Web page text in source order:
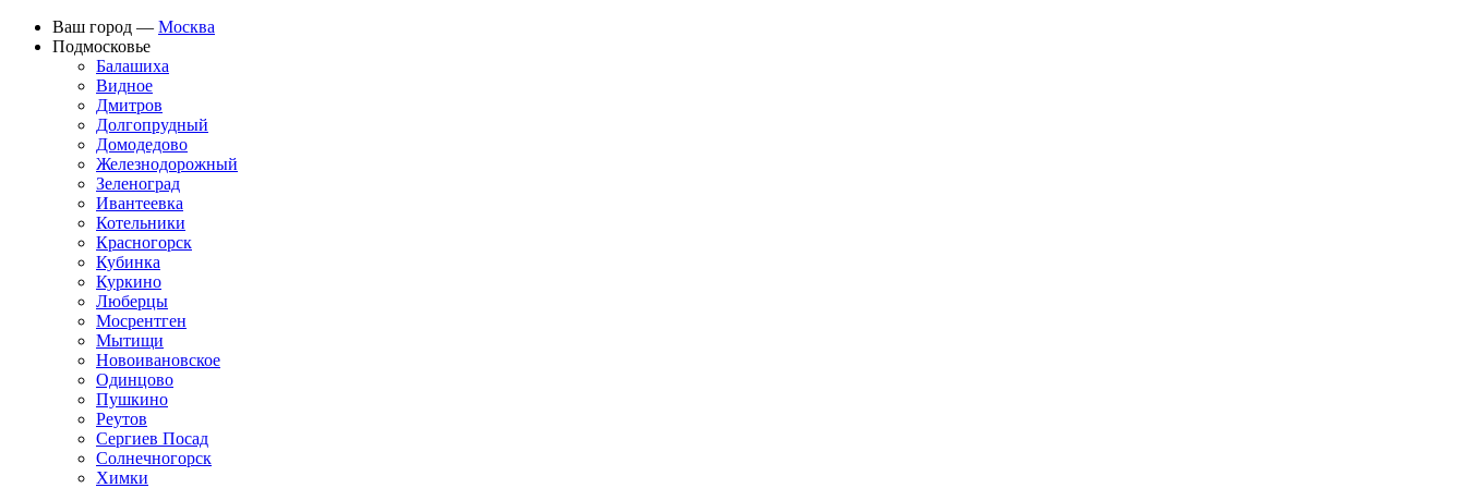
Ваш город — Москва
Подмосковье
Балашиха
Видное
Дмитров
Долгопрудный
Домодедово
Железнодорожный
Зеленоград
Ивантеевка
Котельники
Красногорск
Кубинка
Куркино
Люберцы
Мосрентген
Мытищи
Новоивановское
Одинцово
Пушкино
Реутов
Сергиев Посад
Солнечногорск
Химки